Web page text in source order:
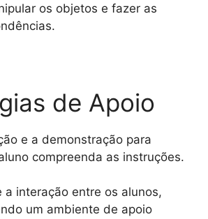
os objetos e fazer as
de Apoio
e a demonstração para
compreenda as instruções.
a interação entre os alunos,
um ambiente de apoio